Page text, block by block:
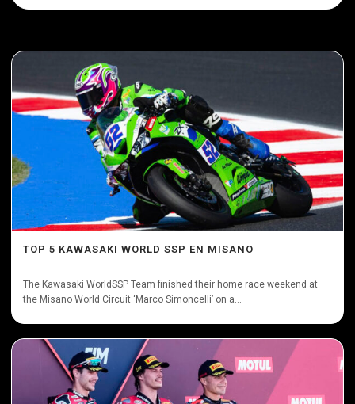
TOP 5 KAWASAKI WORLD SSP EN MISANO
The Kawasaki WorldSSP Team finished their home race weekend at
the Misano World Circuit ‘Marco Simoncelli’ on a...